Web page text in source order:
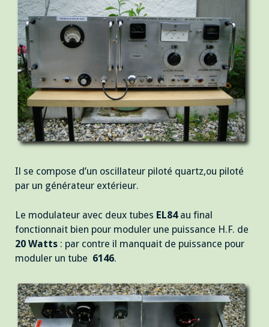
Il se compose d’un oscillateur piloté quartz,ou piloté
par un générateur extérieur.
Le modulateur avec deux tubes EL84au final
fonctionnait bien pour moduler une puissance H.F. de
20 Watts : par contre il manquait de puissance pour
moduler un tube 6146.